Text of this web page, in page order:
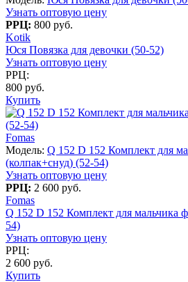
Узнать оптовую цену
РРЦ: 800 руб.
Kotik
Юся Повязка для девочки (50-52)
Узнать оптовую цену
РРЦ:
800 руб.
Купить
Fomas
Модель: Q 152 D 152 Комплект для
(колпак+снуд) (52-54)
Узнать оптовую цену
РРЦ: 2 600 руб.
Fomas
Q 152 D 152 Комплект для мальчика
54)
Узнать оптовую цену
РРЦ:
2 600 руб.
Купить